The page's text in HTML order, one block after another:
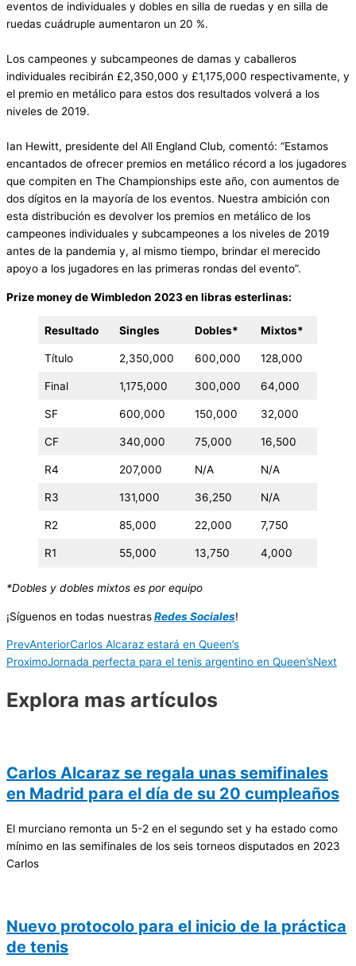
eventos de individuales y dobles en silla de ruedas y en silla de
ruedas cuádruple aumentaron un 20 %.
Los campeones y subcampeones de damas y caballeros
individuales recibirán £2,350,000 y £1,175,000 respectivamente, y
el premio en metálico para estos dos resultados volverá a los
niveles de 2019.
Ian Hewitt, presidente del All England Club, comentó: “Estamos
encantados de ofrecer premios en metálico récord a los jugadores
que compiten en The Championships este año, con aumentos de
dos dígitos en la mayoría de los eventos. Nuestra ambición con
esta distribución es devolver los premios en metálico de los
campeones individuales y subcampeones a los niveles de 2019
antes de la pandemia y, al mismo tiempo, brindar el merecido
apoyo a los jugadores en las primeras rondas del evento”.
Prize money de Wimbledon 2023 en libras esterlinas:
Resultado Singles Dobles* Mixtos*
Título 2,350,000 600,000 128,000
Final 1,175,000 300,000 64,000
SF 600,000 150,000 32,000
CF 340,000 75,000 16,500
R4 207,000 N/A N/A
R3 131,000 36,250 N/A
R2 85,000 22,000 7,750
R1 55,000 13,750 4,000
*Dobles y dobles mixtos es por equipo
¡Síguenos en todas nuestrasRedes Sociales!
PrevAnteriorCarlos Alcaraz estará en Queen’s
ProximoJornada perfecta para el tenis argentino en Queen’sNext
Explora mas artículos
Carlos Alcaraz se regala unas semifinales
en Madrid para el día de su 20 cumpleaños
El murciano remonta un 5-2 en el segundo set y ha estado como
mínimo en las semifinales de los seis torneos disputados en 2023
Carlos
Nuevo protocolo para el inicio de la práctica
de tenis